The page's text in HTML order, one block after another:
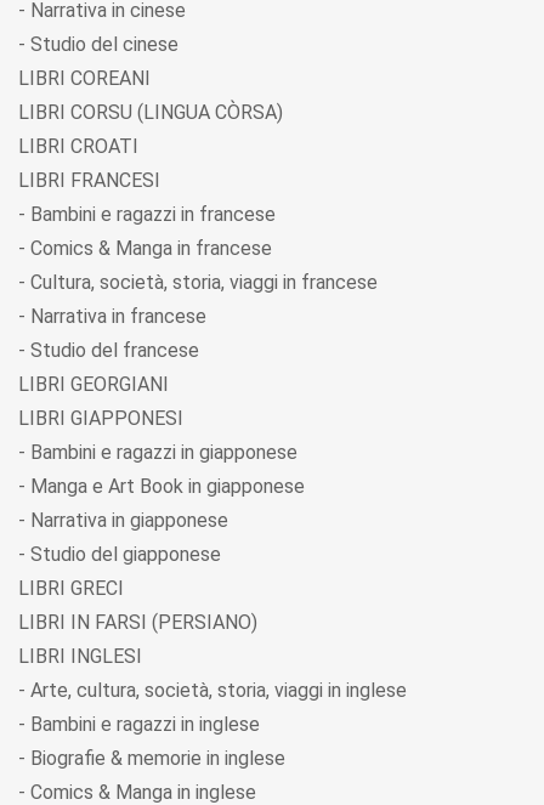
- Narrativa in cinese
- Studio del cinese
LIBRI COREANI
LIBRI CORSU (LINGUA CÒRSA)
LIBRI CROATI
LIBRI FRANCESI
- Bambini e ragazzi in francese
- Comics & Manga in francese
- Cultura, società, storia, viaggi in francese
- Narrativa in francese
- Studio del francese
LIBRI GEORGIANI
LIBRI GIAPPONESI
- Bambini e ragazzi in giapponese
- Manga e Art Book in giapponese
- Narrativa in giapponese
- Studio del giapponese
LIBRI GRECI
LIBRI IN FARSI (PERSIANO)
LIBRI INGLESI
- Arte, cultura, società, storia, viaggi in inglese
- Bambini e ragazzi in inglese
- Biografie & memorie in inglese
- Comics & Manga in inglese